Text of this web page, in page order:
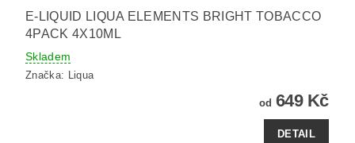
E-LIQUID LIQUA ELEMENTS BRIGHT TOBACCO
4PACK 4X10ML
Skladem
Značka: Liqua
od 649 Kč
DETAIL